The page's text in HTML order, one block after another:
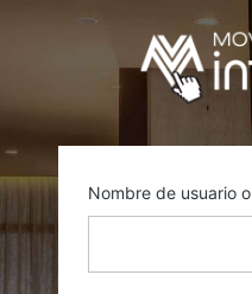
Nombre de usuario